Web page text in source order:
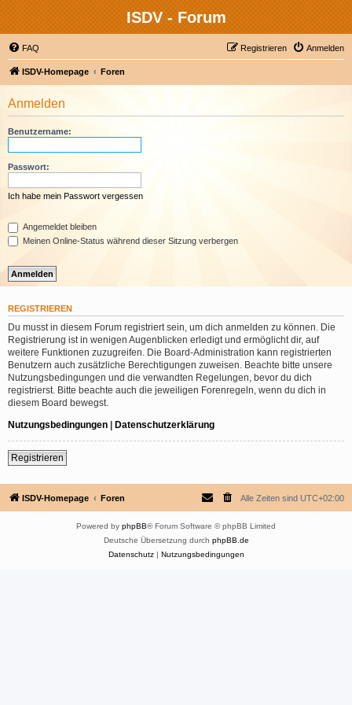
ISDV - Forum
FAQ Anmelden
Registrieren
ISDV-Homepage Foren
Anmelden
Benutzername:
Passwort:
Ich habe mein Passwort vergessen
Angemeldet bleiben
Meinen Online-Status während dieser Sitzung verbergen
REGISTRIEREN
Du musst in diesem Forum registriert sein, um dich anmelden zu können. Die
Registrierung ist in wenigen Augenblicken erledigt und ermöglicht dir, auf
weitere Funktionen zuzugreifen. Die Board-Administration kann registrierten
Benutzern auch zusätzliche Berechtigungen zuweisen. Beachte bitte unsere
Nutzungsbedingungen und die verwandten Regelungen, bevor du dich
registrierst. Bitte beachte auch die jeweiligen Forenregeln, wenn du dich in
diesem Board bewegst.
Nutzungsbedingungen | Datenschutzerklärung
Registrieren
ISDV-Homepage Foren Alle Zeiten sind UTC+02:00
Powered by phpBB® Forum Software © phpBB Limited
Deutsche Übersetzung durch phpBB.de
Datenschutz| Nutzungsbedingungen